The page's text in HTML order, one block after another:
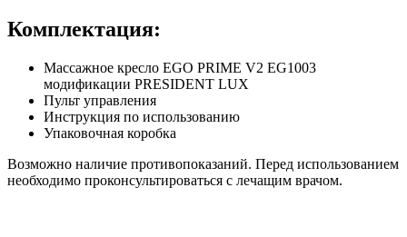
Комплектация:
Массажное кресло EGO PRIME V2 EG1003
модификации PRESIDENT LUX
Пульт управления
Инструкция по использованию
Упаковочная коробка
Возможно наличие противопоказаний. Перед использованием
необходимо проконсультироваться с лечащим врачом.